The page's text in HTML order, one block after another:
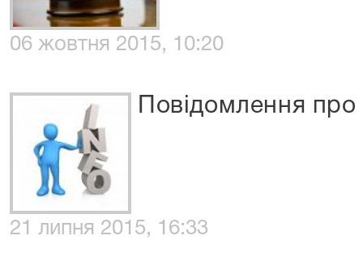
06 жовтня 2015, 10:20
Повідомлення про
21 липня 2015, 16:33